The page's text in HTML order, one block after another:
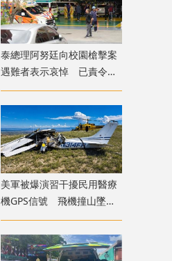
​泰總理阿努廷向校園槍擊案
遇難者表示哀悼 已責令展
開調查
美軍被爆演習干擾民用醫療
機GPS信號 飛機撞山墜毀
致4死